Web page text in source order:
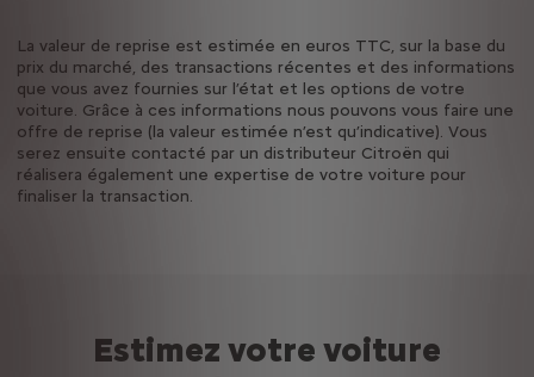
La valeur de reprise est estimée en euros TTC, sur la base du
prix du marché, des transactions récentes et des informations
que vous avez fournies sur l’état et les options de votre
voiture. Grâce à ces informations nous pouvons vous faire une
offre de reprise (la valeur estimée n’est qu’indicative). Vous
serez ensuite contacté par un distributeur Citroën qui
réalisera également une expertise de votre voiture pour
finaliser la transaction.
Estimez votre voiture